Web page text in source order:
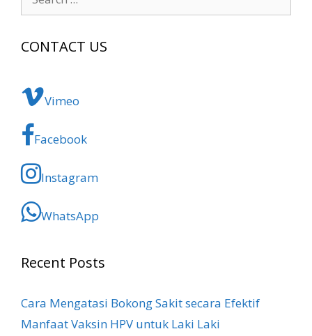
for:
CONTACT US
Vimeo
Facebook
Instagram
WhatsApp
Recent Posts
Cara Mengatasi Bokong Sakit​ secara Efektif
Manfaat Vaksin HPV untuk Laki Laki